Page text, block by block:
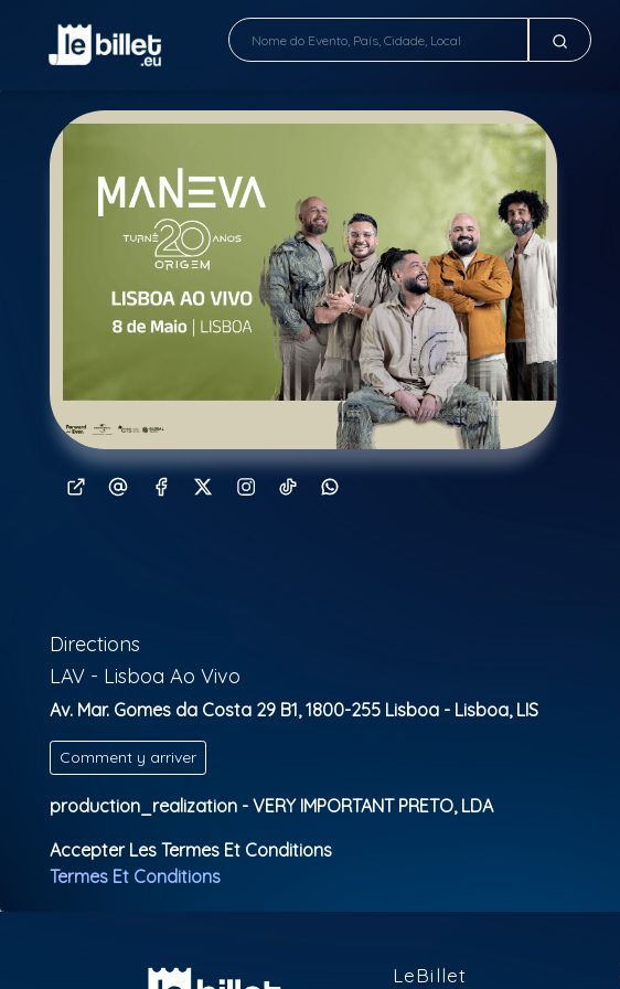
Directions
LAV - Lisboa Ao Vivo
Av. Mar. Gomes da Costa 29 B1, 1800-255 Lisboa - Lisboa, LIS
Comment y arriver
production_realization - VERY IMPORTANT PRETO, LDA
Accepter Les Termes Et Conditions
Termes Et Conditions
LeBillet